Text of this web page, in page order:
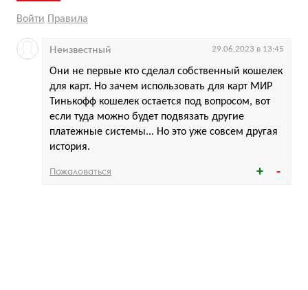
Войти Правила
Они не первые кто сделал собственный кошелек
для карт. Но зачем использовать для карт МИР
Тинькофф кошелек остается под вопросом, вот
если туда можно будет подвязать другие
платежные системы... Но это уже совсем другая
история.
Неизвестный 29.06.2023 в 13:45
Пожаловаться